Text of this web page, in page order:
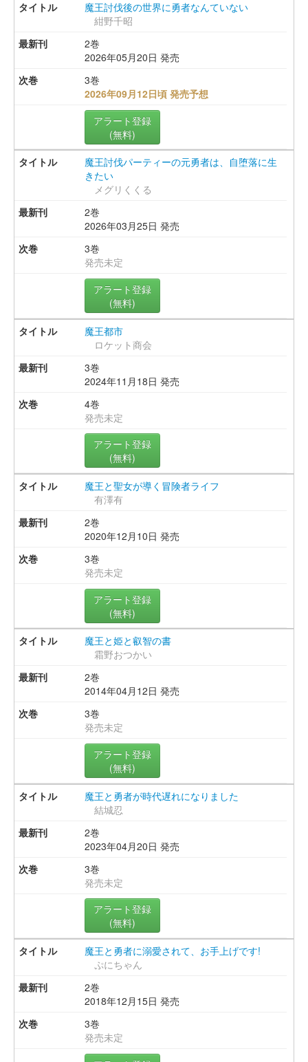
魔王討伐後の世界に勇者なんていない
紺野千昭
2巻
2026年05月20日 発売
3巻
2026年09月12日頃 発売予想
アラート登録
(無料)
魔王討伐パーティーの元勇者は、自堕落に生
きたい
メグリくくる
2巻
2026年03月25日 発売
3巻
発売未定
アラート登録
(無料)
魔王都市
ロケット商会
3巻
2024年11月18日 発売
4巻
発売未定
アラート登録
(無料)
魔王と聖女が導く冒険者ライフ
有澤有
2巻
2020年12月10日 発売
3巻
発売未定
アラート登録
(無料)
魔王と姫と叡智の書
霜野おつかい
2巻
2014年04月12日 発売
3巻
発売未定
アラート登録
(無料)
魔王と勇者が時代遅れになりました
結城忍
2巻
2023年04月20日 発売
3巻
発売未定
アラート登録
(無料)
魔王と勇者に溺愛されて、お手上げです!
ぷにちゃん
2巻
2018年12月15日 発売
3巻
発売未定